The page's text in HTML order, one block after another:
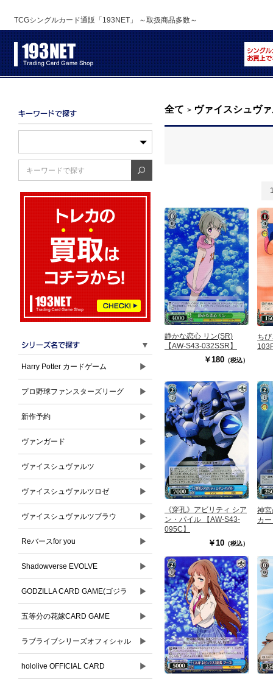
TCGシングルカード通販「193NET」 ～取扱商品多数～
▼
Harry Potter カードゲーム ▶
プロ野球ファンスターズリーグ ▶
新作予約 ▶
ヴァンガード ▶
ヴァイスシュヴァルツ ▶
ヴァイスシュヴァルツロゼ ▶
ヴァイスシュヴァルツブラウ ▶
Reバースfor you ▶
Shadowverse EVOLVE ▶
GODZILLA CARD GAME(ゴジラ
カードゲーム)
▶
五等分の花嫁CARD GAME ▶
ラブライブシリーズオフィシャル
カードゲーム
▶
hololive OFFICIAL CARD ▶
全て > ヴァイスシュヴ
静かな恋心 リン(SR)
【AW-S43-032SSR】
￥180 （税込）
ち
《穿孔》アビリティ シア
ン・パイル 【AW-S43-
095C】
￥10 （税込）
神
カ